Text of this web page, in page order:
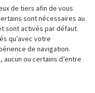
de presse
de tiers afin de vous
sont nécessaires au
sont activés par défaut.
qu’avec votre
de navigation.
ou certains d’entre